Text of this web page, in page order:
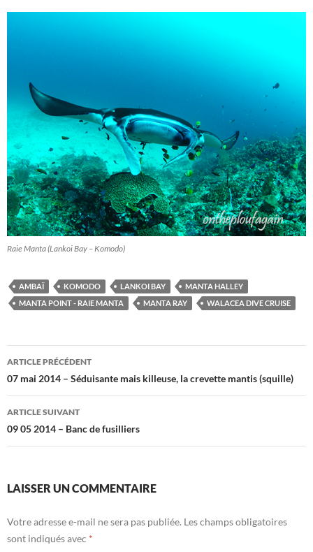
Raie Manta (Lankoi Bay – Komodo)
AMBAÏ KOMODO LANKOI BAY
MANTA HALLEY
MANTA POINT - RAIE MANTA
MANTA RAY WALACEA DIVE CRUISE
Navigation
des
articles
ARTICLE PRÉCÉDENT
07 mai 2014 – Séduisante mais killeuse, la crevette mantis (squille)
ARTICLE SUIVANT
09 05 2014 – Banc de fusilliers
LAISSER UN COMMENTAIRE
Votre adresse e-mail ne sera pas publiée. Les champs obligatoires
sont indiqués avec *